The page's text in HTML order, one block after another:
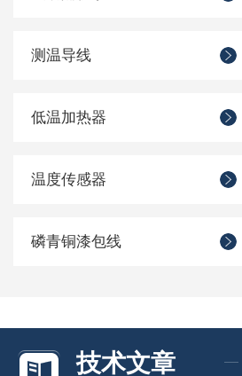
测温导线
低温加热器
温度传感器
磷青铜漆包线
技术文章